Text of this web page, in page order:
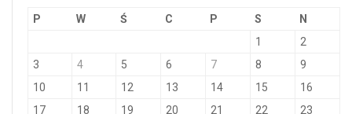
P W Ś C P S
N
1
2
3
4 5 6 7 8
9
10
11 12 13 14 15
16
17
18 19 20 21 22 23